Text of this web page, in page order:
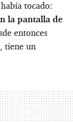
tocado:
la pantalla de
entonces
tiene un